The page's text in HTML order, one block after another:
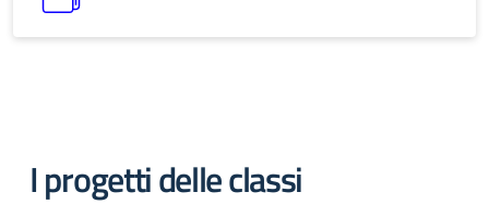
I progetti delle classi